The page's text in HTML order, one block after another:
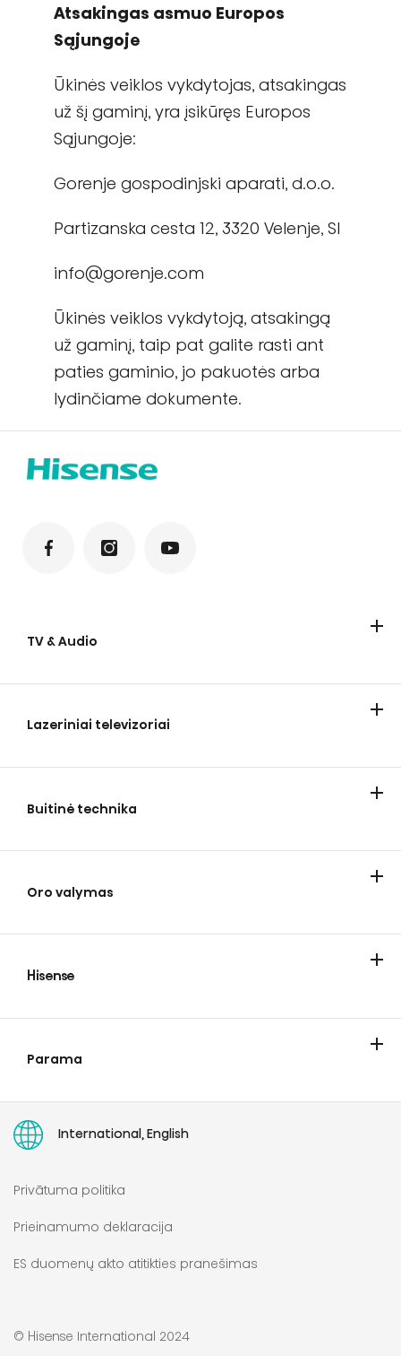
Atsakingas asmuo Europos
Sąjungoje
Ūkinės veiklos vykdytojas, atsakingas
už šį gaminį, yra įsikūręs Europos
Sąjungoje:
Gorenje gospodinjski aparati, d.o.o.
Partizanska cesta 12, 3320 Velenje, Sl
info@gorenje.com
Ūkinės veiklos vykdytoją, atsakingą
už gaminį, taip pat galite rasti ant
paties gaminio, jo pakuotės arba
lydinčiame dokumente.
TV & Audio
Lazeriniai televizoriai
Buitinė technika
Oro valymas
Hisense
Parama
International, English
Privātuma politika
Prieinamumo deklaracija
ES duomenų akto atitikties pranešimas
© Hisense International 2024